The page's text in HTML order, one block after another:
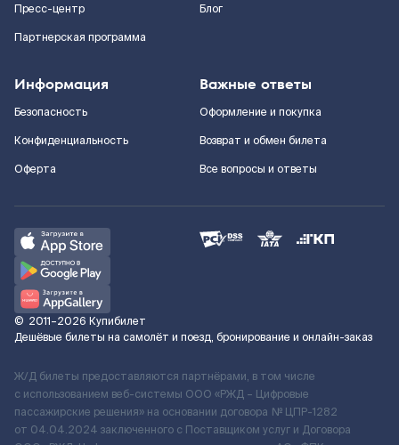
Пресс-центр
Партнерская программа
Блог
Информация
Безопасность
Конфиденциальность
Оферта
Важные ответы
Оформление и покупка
Возврат и обмен билета
Все вопросы и ответы
© 2011–2026 Купибилет
Дешёвые билеты на самолёт и поезд, бронирование и онлайн-заказ
Ж/Д билеты предоставляются партнёрами, в том числе
с использованием веб-системы ООО «РЖД – Цифровые
пассажирские решения» на основании договора № ЦПР-1282
от 04.04.2024 заключенного с Поставщиком услуг и Договора